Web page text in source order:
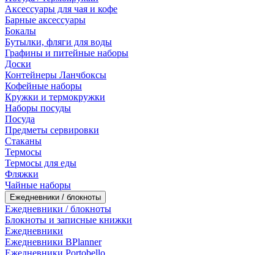
Аксессуары для чая и кофе
Барные аксессуары
Бокалы
Бутылки, фляги для воды
Графины и питейные наборы
Доски
Контейнеры Ланчбоксы
Кофейные наборы
Кружки и термокружки
Наборы посуды
Посуда
Предметы сервировки
Стаканы
Термосы
Термосы для еды
Фляжки
Чайные наборы
Ежедневники / блокноты
Ежедневники / блокноты
Блокноты и записные книжки
Ежедневники
Ежедневники BPlanner
Ежедневники Portobello